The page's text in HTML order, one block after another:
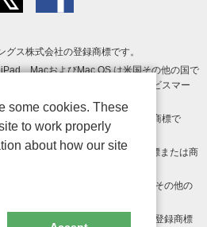
ス株式会社の登録商標です。
、MacおよびMac OS は米国その他の国で
す。App Store は Apple Inc. のサービスマー
Play ロゴ は Google LLC の商標で
およびその他の国における登録商標または商
PDF は、Adobe Inc.の米国およびその他の
、商品名、ロゴは各社の商標または登録商標
some cookies. These
to work properly
about how our site